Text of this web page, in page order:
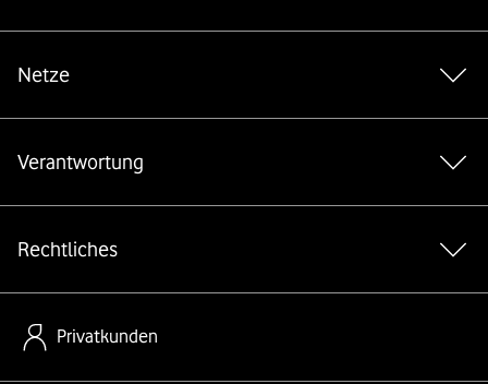
Netze
Verantwortung
Rechtliches
Privatkunden